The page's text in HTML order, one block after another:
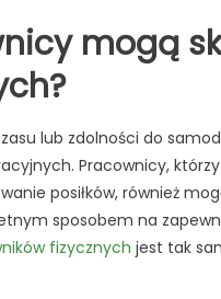
mogą
lub zdolności do
Pracownicy,
posiłków, również
sposobem na
fizycznych jest tak